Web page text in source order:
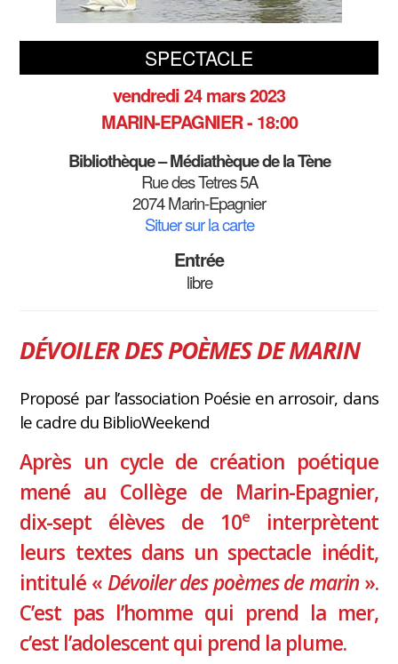
SPECTACLE
vendredi 24 mars 2023
MARIN-EPAGNIER - 18:00
Bibliothèque – Médiathèque de la Tène
Rue des Tetres 5A
2074 Marin-Epagnier
Situer sur la carte
Entrée
libre
DÉVOILER DES POÈMES DE MARIN
Proposé par l’association Poésie en arrosoir, dans
le cadre du BiblioWeekend
Après un cycle de création poétique
mené au Collège de Marin-Epagnier,
dix-sept élèves de 10einterprètent
leurs textes dans un spectacle inédit,
intitulé «Dévoiler des poèmes de marin».
C’est pas l’homme qui prend la mer,
c’est l’adolescent qui prend la plume.